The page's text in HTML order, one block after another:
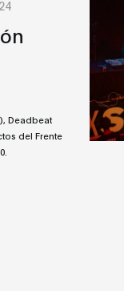
Deadbeat
del Frente